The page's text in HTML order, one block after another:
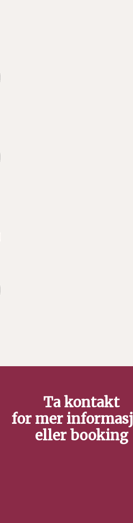
Ta kontakt
for mer
eller booking